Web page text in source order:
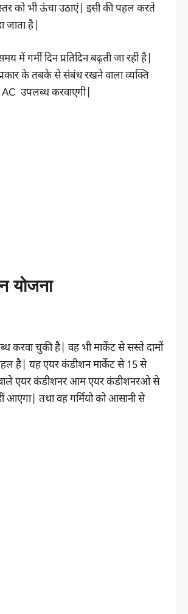
स्तर को भी ऊंचा उठाएं| इसी की पहल करते
जाता है|
गर्मी दिन प्रतिदिन बढ़ती जा रही है|
के तबके से संबंध रखने वाला व्यक्ति
उपलब्ध करवाएगी|
योजना
करवा चुकी है| वह भी मार्केट से सस्ते दामों
है| यह एयर कंडीशन मार्केट से 15 से
वाले एयर कंडीशनर आम एयर कंडीशनरओ से
आएगा| तथा वह गर्मियो को आसानी से